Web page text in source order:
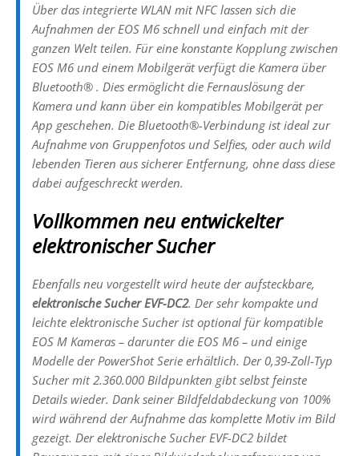
Über das integrierte WLAN mit NFC lassen sich die
Aufnahmen der EOS M6 schnell und einfach mit der
ganzen Welt teilen. Für eine konstante Kopplung zwischen
EOS M6 und einem Mobilgerät verfügt die Kamera über
Bluetooth® . Dies ermöglicht die Fernauslösung der
Kamera und kann über ein kompatibles Mobilgerät per
App geschehen. Die Bluetooth®-Verbindung ist ideal zur
Aufnahme von Gruppenfotos und Selfies, oder auch wild
lebenden Tieren aus sicherer Entfernung, ohne dass diese
dabei aufgeschreckt werden.
Vollkommen neu entwickelter
elektronischer Sucher
Ebenfalls neu vorgestellt wird heute der aufsteckbare,
elektronische Sucher EVF-DC2. Der sehr kompakte und
leichte elektronische Sucher ist optional für kompatible
EOS M Kameras – darunter die EOS M6 – und einige
Modelle der PowerShot Serie erhältlich. Der 0,39-Zoll-Typ
Sucher mit 2.360.000 Bildpunkten gibt selbst feinste
Details wieder. Dank seiner Bildfeldabdeckung von 100%
wird während der Aufnahme das komplette Motiv im Bild
gezeigt. Der elektronische Sucher EVF-DC2 bildet